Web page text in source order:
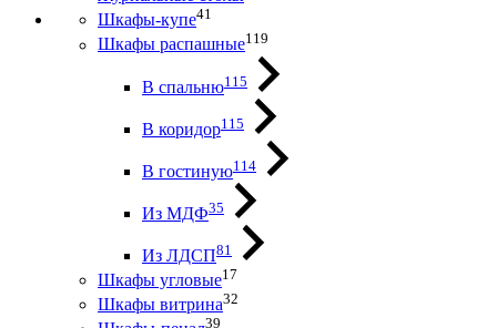
Шкафы-купе41
Шкафы распашные119
В спальню115
В коридор115
В гостиную114
Из МДФ35
Из ЛДСП81
Шкафы угловые17
Шкафы витрина32
39